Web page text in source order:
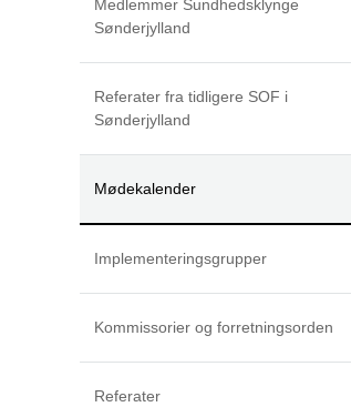
Medlemmer Sundhedsklynge
Sønderjylland
Referater fra tidligere SOF i
Sønderjylland
Mødekalender
Implementeringsgrupper
Kommissorier og forretningsorden
Referater